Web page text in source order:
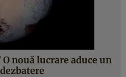
nouă lucrare aduce un